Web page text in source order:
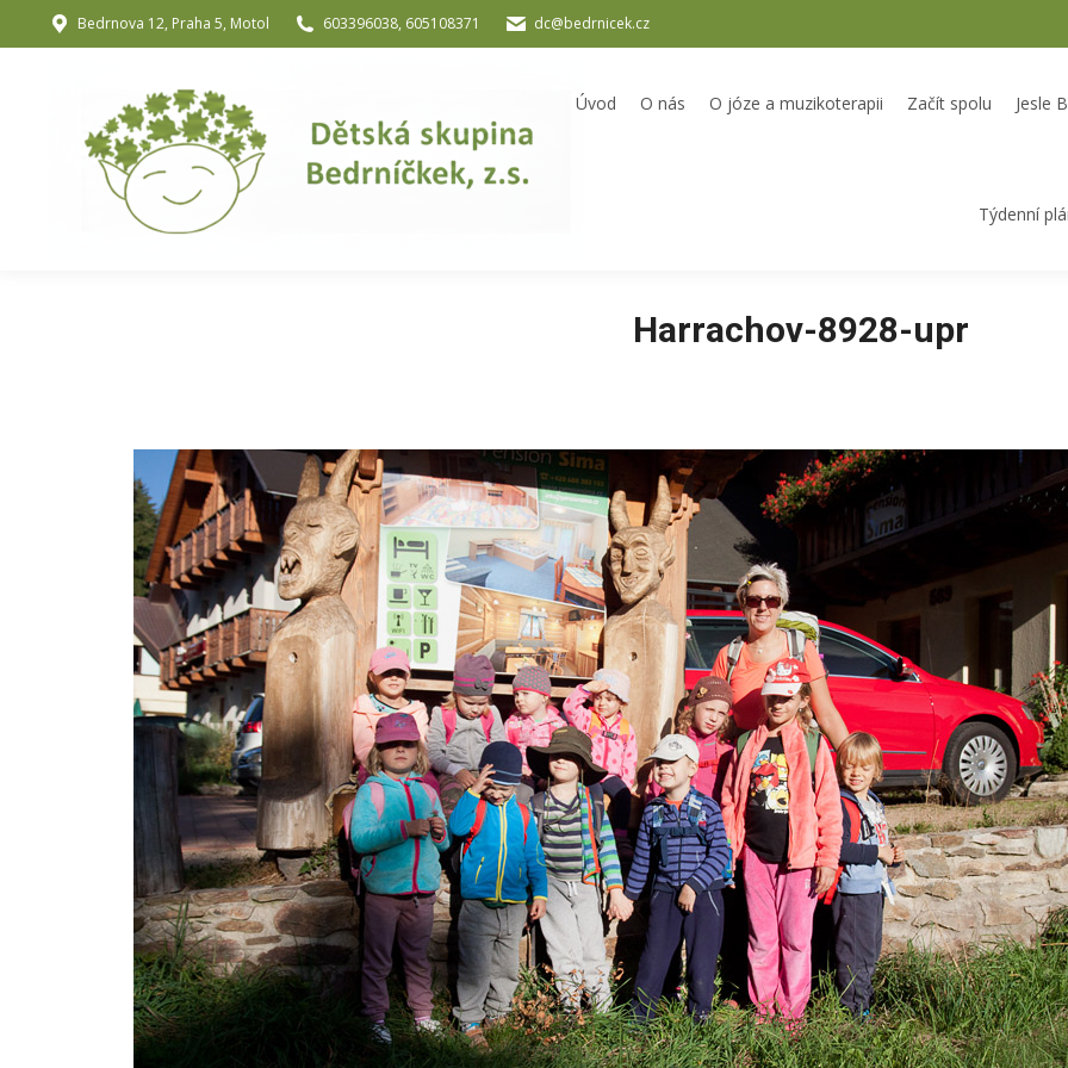
Bedrnova 12, Praha 5, Motol 603396038, 605108371 dc@bedrnicek.cz
Úvod O nás O józe a muzikoterapii Začít spolu Jesle
Týdenní
Harrachov-8928-upr
Úvod O nás O józe a muzikoterapii Začít spolu Jesle Bedrníček Školka Bedrníček